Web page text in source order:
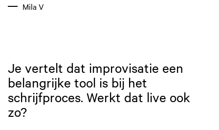
Mila V
Je vertelt dat improvisatie een
belangrijke tool is bij het
schrijfproces. Werkt dat live ook
zo?